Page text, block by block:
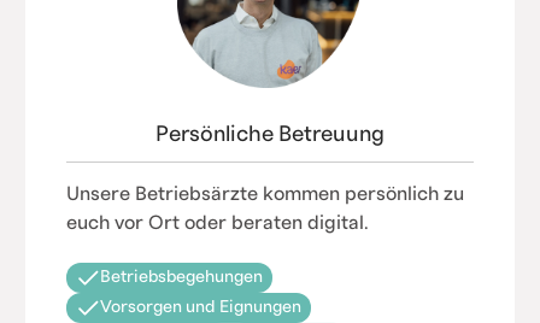
Persönliche Betreuung
Unsere Betriebsärzte kommen persönlich zu
euch vor Ort oder beraten digital.
Betriebsbegehungen
Vorsorgen und Eignungen